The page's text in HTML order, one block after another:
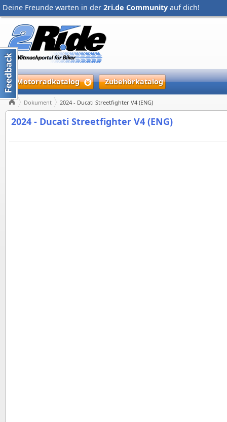
Deine Freunde warten in der 2ri.de Community auf dich!
Motorradkatalog Zubehörkatalog
Dokument 2024 - Ducati Streetfighter V4 (ENG)
2024 - Ducati Streetfighter V4 (ENG)